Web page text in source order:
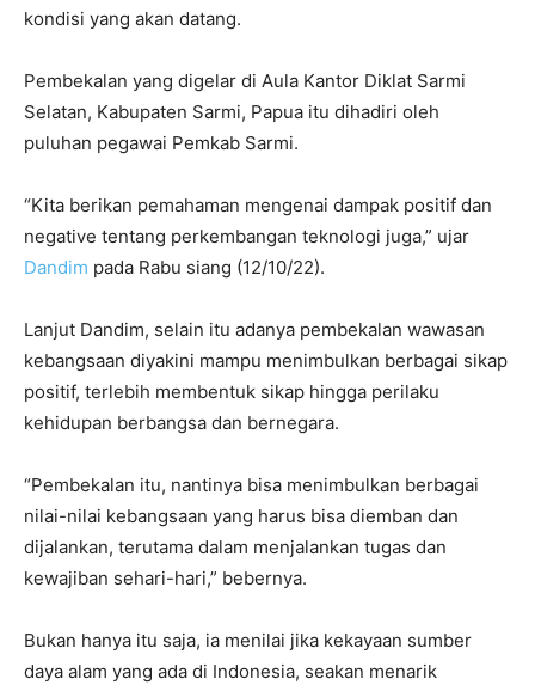
kondisi yang akan datang.
Pembekalan yang digelar di Aula Kantor Diklat Sarmi
Selatan, Kabupaten Sarmi, Papua itu dihadiri oleh
puluhan pegawai Pemkab Sarmi.
“Kita berikan pemahaman mengenai dampak positif dan
negative tentang perkembangan teknologi juga,” ujar
Dandim pada Rabu siang (12/10/22).
Lanjut Dandim, selain itu adanya pembekalan wawasan
kebangsaan diyakini mampu menimbulkan berbagai sikap
positif, terlebih membentuk sikap hingga perilaku
kehidupan berbangsa dan bernegara.
“Pembekalan itu, nantinya bisa menimbulkan berbagai
nilai-nilai kebangsaan yang harus bisa diemban dan
dijalankan, terutama dalam menjalankan tugas dan
kewajiban sehari-hari,” bebernya.
Bukan hanya itu saja, ia menilai jika kekayaan sumber
daya alam yang ada di Indonesia, seakan menarik